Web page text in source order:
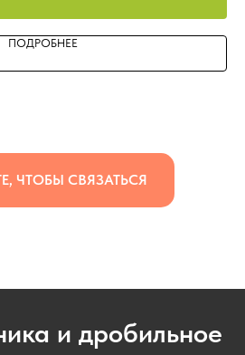
ПОДРОБНЕЕ
ЧТОБЫ СВЯЗАТЬСЯ
и дробильное